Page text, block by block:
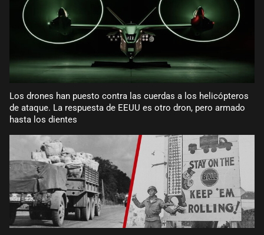
Los drones han puesto contra las cuerdas a los helicópteros
de ataque. La respuesta de EEUU es otro dron, pero armado
hasta los dientes